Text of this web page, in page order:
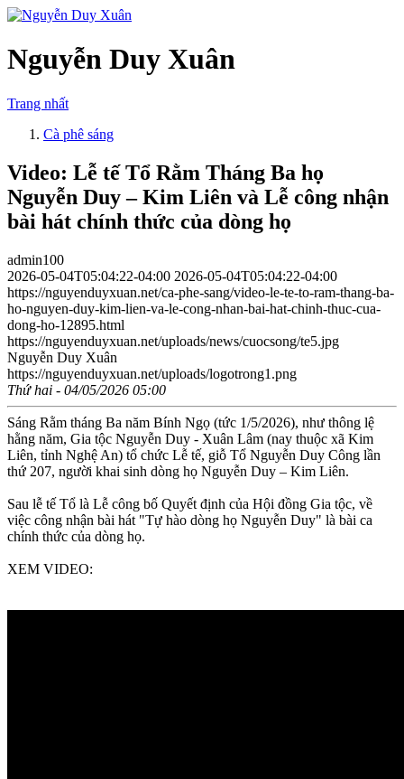
Nguyễn Duy Xuân
Trang nhất
Cà phê sáng
Video: Lễ tế Tổ Rằm Tháng Ba họ
Nguyễn Duy – Kim Liên và Lễ công nhận
bài hát chính thức của dòng họ
admin100
2026-05-04T05:04:22-04:00 2026-05-04T05:04:22-04:00
https://nguyenduyxuan.net/ca-phe-sang/video-le-te-to-ram-thang-ba-
ho-nguyen-duy-kim-lien-va-le-cong-nhan-bai-hat-chinh-thuc-cua-
dong-ho-12895.html
https://nguyenduyxuan.net/uploads/news/cuocsong/te5.jpg
Nguyễn Duy Xuân
https://nguyenduyxuan.net/uploads/logotrong1.png
Thứ hai - 04/05/2026 05:00
Sáng Rằm tháng Ba năm Bính Ngọ (tức 1/5/2026), như thông lệ
hằng năm, Gia tộc Nguyễn Duy - Xuân Lâm (nay thuộc xã Kim
Liên, tỉnh Nghệ An) tổ chức Lễ tế, giỗ Tổ Nguyễn Duy Công lần
thứ 207, người khai sinh dòng họ Nguyễn Duy – Kim Liên.
Sau lễ tế Tổ là Lễ công bố Quyết định của Hội đồng Gia tộc, về
việc công nhận bài hát "Tự hào dòng họ Nguyễn Duy" là bài ca
chính thức của dòng họ.
XEM VIDEO: